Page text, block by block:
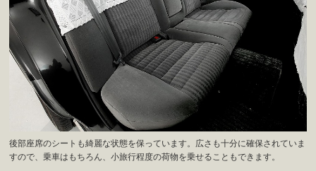
後部座席のシートも綺麗な状態を保っています。広さも十分に確保されていま
すので、乗車はもちろん、小旅行程度の荷物を乗せることもできます。